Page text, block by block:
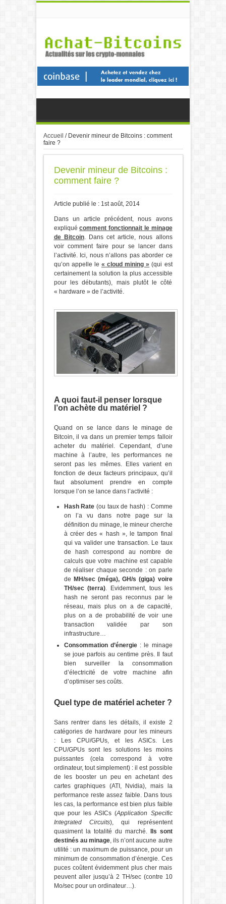
Accueil / Devenir mineur de Bitcoins : comment
faire ?
Devenir mineur de Bitcoins :
comment faire ?
Article publié le : 1st août, 2014
Dans un article précédent, nous avons
expliquécomment fonctionnait le minage
de Bitcoin. Dans cet article, nous allons
voir comment faire pour se lancer dans
l’activité. Ici, nous n’allons pas aborder ce
qu’on appelle le « cloud mining » (qui est
certainement la solution la plus accessible
pour les débutants), mais plutôt le côté
« hardware » de l’activité.
A quoi faut-il penser lorsque
l’on achète du matériel ?
Quand on se lance dans le minage de
Bitcoin, il va dans un premier temps falloir
acheter du matériel. Cependant, d’une
machine à l’autre, les performances ne
seront pas les mêmes. Elles varient en
fonction de deux facteurs principaux, qu’il
faut absolument prendre en compte
lorsque l’on se lance dans l’activité :
Hash Rate (ou taux de hash) : Comme
on l’a vu dans notre page sur la
définition du minage, le mineur cherche
à créer des « hash », le tampon final
qui va valider une transaction. Le taux
de hash correspond au nombre de
calculs que votre machine est capable
de réaliser chaque seconde : on parle
de MH/sec (méga), GH/s (giga) voire
TH/sec (terra). Evidemment, tous les
hash ne seront pas reconnus par le
réseau, mais plus on a de capacité,
plus on a de probabilité de voir une
transaction validée par son
infrastructure…
Consommation d’énergie: le minage
se joue parfois au centime près. Il faut
bien surveiller la consommation
d’électricité de votre machine afin
d’optimiser ses coûts.
Quel type de matériel acheter ?
Sans rentrer dans les détails, il existe 2
catégories de hardware pour les mineurs
: Les CPU/GPUs, et les ASICs. Les
CPU/GPUs sont les solutions les moins
puissantes (cela correspond à votre
ordinateur, tout simplement) : il est possible
de les booster un peu en achetant des
cartes graphiques (ATI, Nvidia), mais la
performance reste assez faible. Dans tous
les cas, la performance est bien plus faible
que pour les ASICs (Application Specific
Integrated Circuits), qui représentent
quasiment la totalité du marché.
Ils sont
destinés au minage, ils n’ont aucune autre
utilité : un maximum de puissance, pour un
minimum de consommation d’énergie. Ces
puces coûtent évidemment plus cher mais
peuvent aller jusqu’à 2 TH/sec (contre 10
Mo/sec pour un ordinateur…).